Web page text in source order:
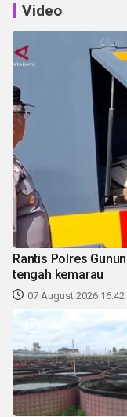
Video
Rantis Polres
tengah kemarau
07 August 2026 16:42